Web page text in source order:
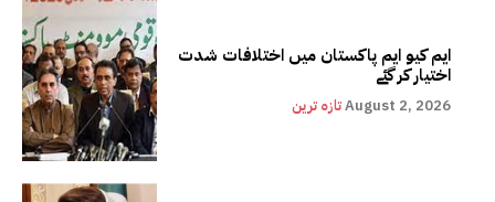
ایم کیو ایم پاکستان میں اختلافات شدت
اختیار کر گئے
تازہ ترینAugust 2, 2026